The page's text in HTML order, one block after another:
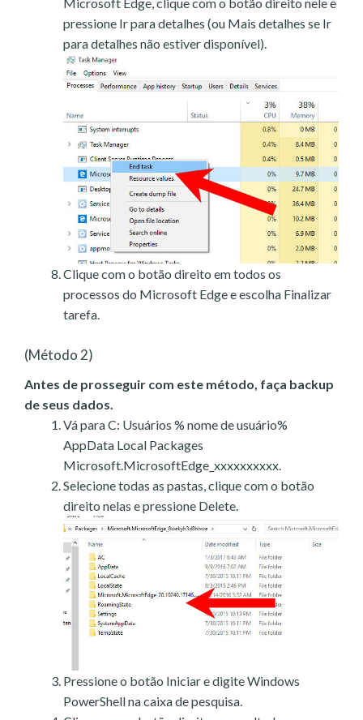
pressione Ir para detalhes (ou Mais detalhes se Ir
para detalhes não estiver disponível).
Clique com o botão direito em todos os
processos do Microsoft Edge e escolha Finalizar
tarefa.
(Método 2)
Antes de prosseguir com este método, faça backup
de seus dados.
Vá para C: Usuários % nome de usuário%
AppData Local Packages
Microsoft.MicrosoftEdge_xxxxxxxxxx.
Selecione todas as pastas, clique com o botão
direito nelas e pressione Delete.
Pressione o botão Iniciar e digite Windows
PowerShell na caixa de pesquisa.